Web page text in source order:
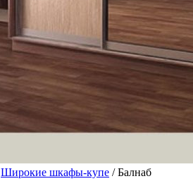
Широкие шкафы-купе / Балнаб